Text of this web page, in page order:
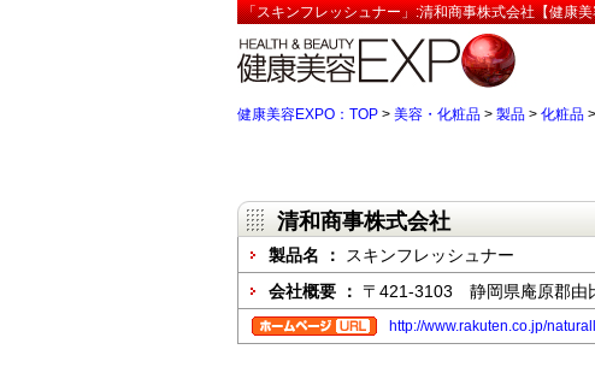
「スキンフレッシュナー」:清和商事株式会社【健康
健康美容EXPO：TOP > 美容・化粧品 > 製品 > 化粧品 >
清和商事株式会社
製品名 ：
スキンフレッシュナー
会社概要 ： 〒421-3103 静岡県庵原郡由
http://www.rakuten.co.jp/